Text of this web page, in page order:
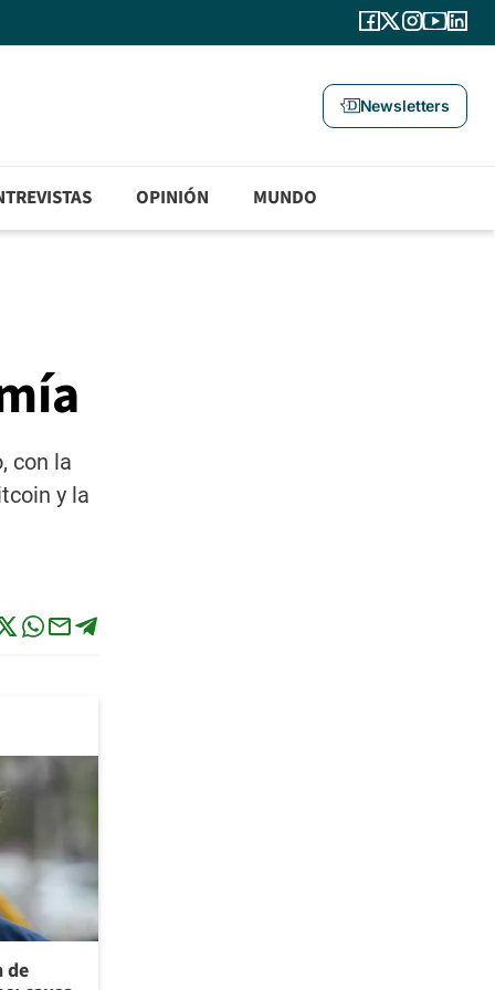
Newsletters
OPINIÓN MUNDO
con la
y la
de